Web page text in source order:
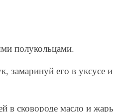
полукольцами.
замаринуй его в уксусе и
в сковороде масло и жарь